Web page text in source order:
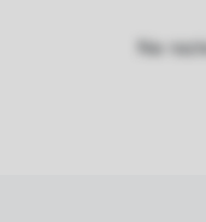
Na